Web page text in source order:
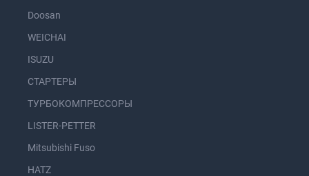
Doosan
WEICHAI
ISUZU
СТАРТЕРЫ
ТУРБОКОМПРЕССОРЫ
LISTER-PETTER
Mitsubishi Fuso
HATZ